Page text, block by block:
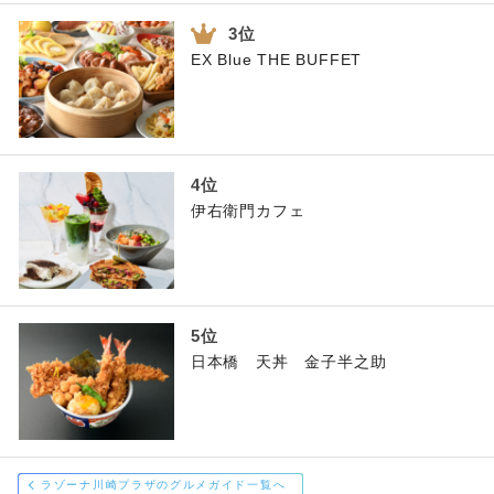
EX Blue THE BUFFET
伊右衛門カフェ
日本橋 天丼 金子半之助
ラゾーナ川崎プラザのグルメガイド一覧へ